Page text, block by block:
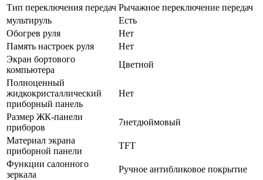
Тип переключения передач Рычажное переключение передач
мультируль
Есть
Обогрев руля
Нет
Память настроек руля
Нет
Экран бортового
компьютера
Цветной
Полноценный
жидкокристаллический
приборный панель
Нет
Размер ЖК-панели
приборов
7нетдюймовый
Материал экрана
приборной панели
TFT
Функции салонного
зеркала
Ручное антибликовое покрытие